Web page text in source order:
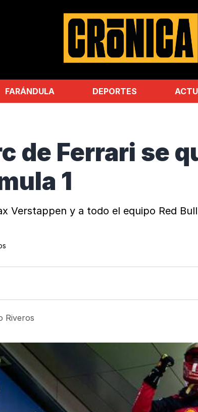
FARÁNDULA DEPORTES
de Ferrari se
1
Verstappen y a todo el equipo Red
Riveros